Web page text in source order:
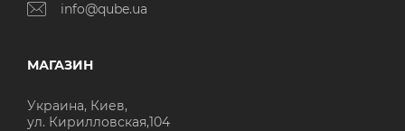
info@qube.ua
МАГАЗИН
Украина, Киев,
ул. Кирилловская,104